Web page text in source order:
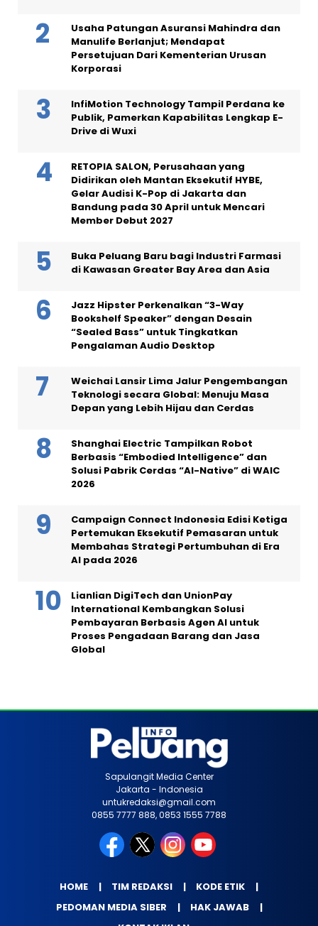
Usaha Patungan Asuransi Mahindra dan
Manulife Berlanjut; Mendapat
Persetujuan Dari Kementerian Urusan
Korporasi
InfiMotion Technology Tampil Perdana ke
Publik, Pamerkan Kapabilitas Lengkap E-
Drive di Wuxi
RETOPIA SALON, Perusahaan yang
Didirikan oleh Mantan Eksekutif HYBE,
Gelar Audisi K-Pop di Jakarta dan
Bandung pada 30 April untuk Mencari
Member Debut 2027
Buka Peluang Baru bagi Industri Farmasi
di Kawasan Greater Bay Area dan Asia
Jazz Hipster Perkenalkan “3-Way
Bookshelf Speaker” dengan Desain
“Sealed Bass” untuk Tingkatkan
Pengalaman Audio Desktop
Weichai Lansir Lima Jalur Pengembangan
Teknologi secara Global: Menuju Masa
Depan yang Lebih Hijau dan Cerdas
Shanghai Electric Tampilkan Robot
Berbasis “Embodied Intelligence” dan
Solusi Pabrik Cerdas “AI-Native” di WAIC
2026
Campaign Connect Indonesia Edisi Ketiga
Pertemukan Eksekutif Pemasaran untuk
Membahas Strategi Pertumbuhan di Era
AI pada 2026
Lianlian DigiTech dan UnionPay
International Kembangkan Solusi
Pembayaran Berbasis Agen AI untuk
Proses Pengadaan Barang dan Jasa
Global
Sapulangit Media Center
Jakarta - Indonesia
untukredaksi@gmail.com
0855 7777 888, 0853 1555 7788
HOME TIM REDAKSI
KODE ETIK
PEDOMAN MEDIA SIBER
HAK JAWAB